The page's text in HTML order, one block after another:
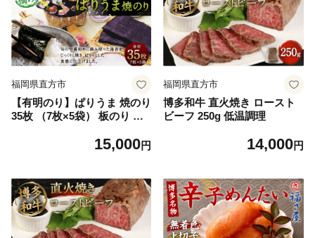
福岡県直方市
【有明のり】ぱりうま 焼のり
35枚 （7枚×5袋） 板のり 一
15,000円
福岡県直方市
博多和牛 直火焼き ロースト
ビーフ 250g 低温調理
14,000円